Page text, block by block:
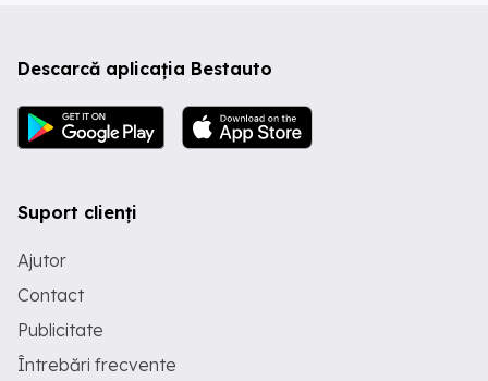
Descarcă aplicația Bestauto
Suport clienți
Ajutor
Contact
Publicitate
Întrebări frecvente